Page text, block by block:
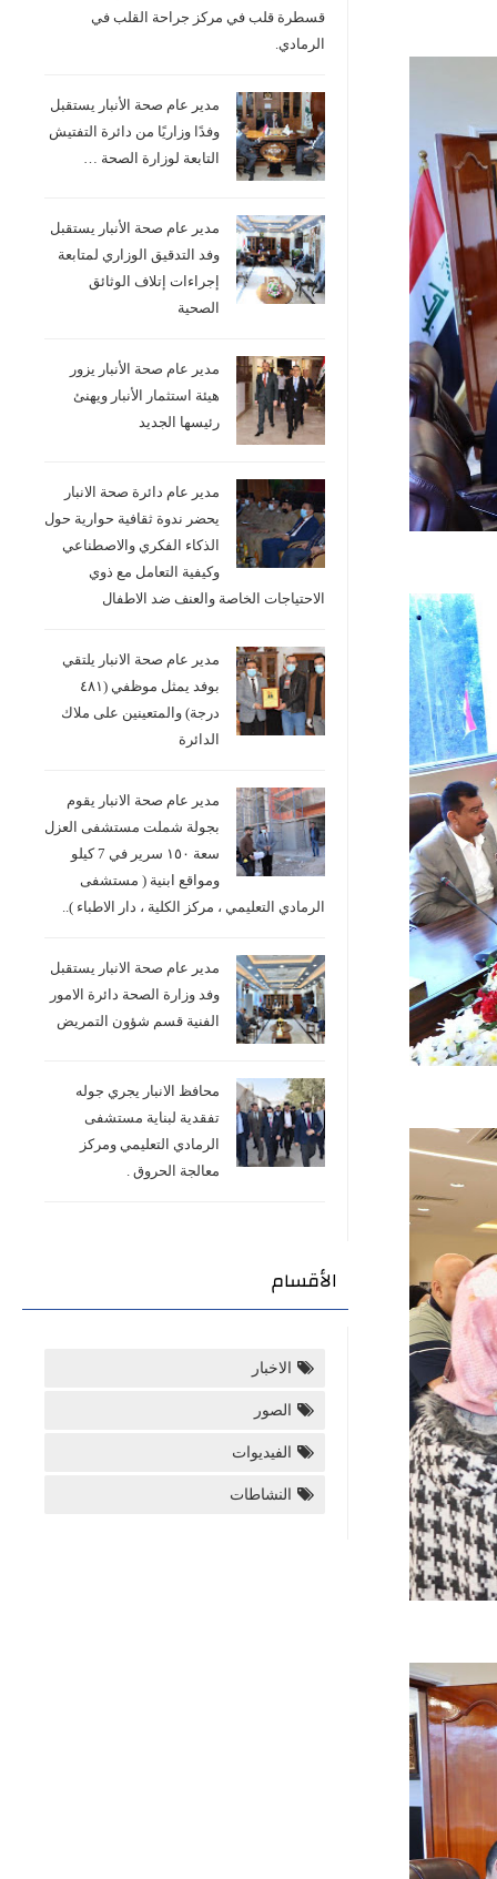
قسطرة قلب في مركز جراحة القلب في
الرمادي.
مدير عام صحة الأنبار يستقبل
وفدًا وزاريًا من دائرة التفتيش
التابعة لوزارة الصحة …
مدير عام صحة الأنبار يستقبل
وفد التدقيق الوزاري لمتابعة
إجراءات إتلاف الوثائق
الصحية
مدير عام صحة الأنبار يزور
هيئة استثمار الأنبار ويهنئ
رئيسها الجديد
مدير عام دائرة صحة الانبار
يحضر ندوة ثقافية حوارية حول
الذكاء الفكري والاصطناعي
وكيفية التعامل مع ذوي
الاحتياجات الخاصة والعنف ضد الاطفال
مدير عام صحة الانبار يلتقي
بوفد يمثل موظفي (٤٨١
درجة) والمتعينين على ملاك
الدائرة
مدير عام صحة الانبار يقوم
بجولة شملت مستشفى العزل
سعة ١٥٠ سرير في 7 كيلو
ومواقع ابنية ( مستشفى
الرمادي التعليمي ، مركز الكلية ، دار الاطباء )..
مدير عام صحة الانبار يستقبل
وفد وزارة الصحة دائرة الامور
الفنية قسم شؤون التمريض
محافظ الانبار يجري جوله
تفقدية لبناية مستشفى
الرمادي التعليمي ومركز
معالجة الحروق .
الأقسام
الاخبار
الصور
الفيديوات
النشاطات